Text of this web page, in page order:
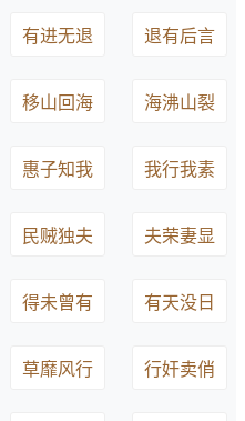
有进无退 退有后言
移山回海 海沸山裂
惠子知我 我行我素
民贼独夫 夫荣妻显
得未曾有 有天没日
草靡风行 行奸卖俏